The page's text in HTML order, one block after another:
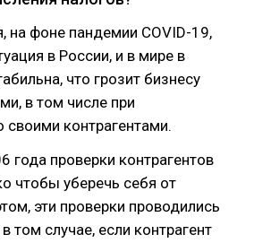
на фоне пандемии COVID-19,
в России, и в мире в
что грозит бизнесу
в том числе при
своими контрагентами.
года проверки контрагентов
чтобы уберечь себя от
эти проверки проводились
том случае, если контрагент